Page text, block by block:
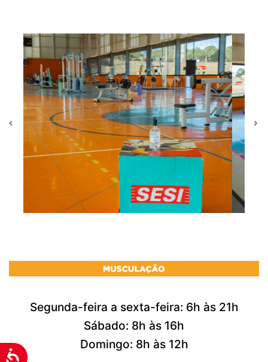
Acessibilidade
Previous
Segunda-feira a sexta-feira: 6h às 21h
Sábado: 8h às 16h
Domingo: 8h às 12h